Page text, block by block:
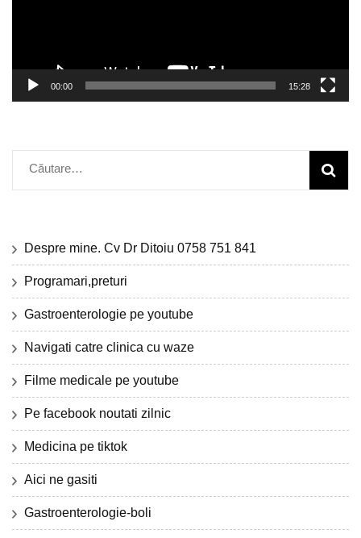
00:00 15:28
Caută
după:
Despre mine. Cv Dr Ditoiu 0758 751 841
Programari,preturi
Gastroenterologie pe youtube
Navigati catre clinica cu waze
Filme medicale pe youtube
Pe facebook noutati zilnic
Medicina pe tiktok
Aici ne gasiti
Gastroenterologie-boli